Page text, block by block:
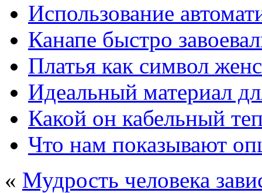
Использование
Канапе быстро
Платья как символ
Идеальный материал
Какой он кабельный
Что нам показывают
« Мудрость человека